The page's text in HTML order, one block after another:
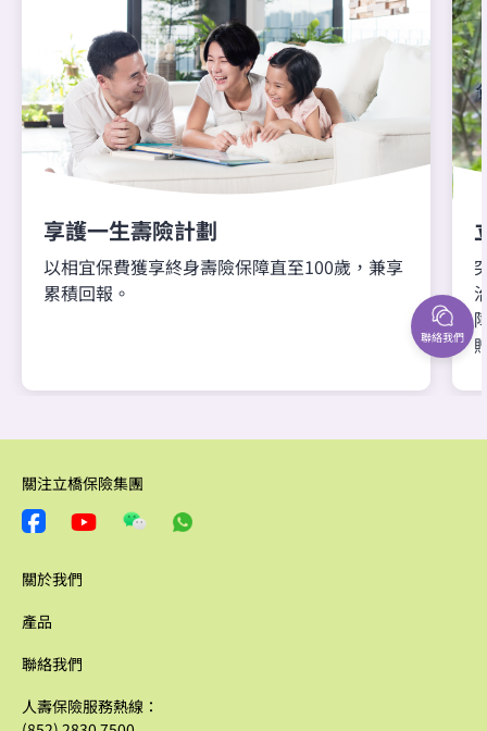
享護一生壽險計劃
以相宜保費獲享終身壽險保障直至100歲，兼享
累積回報。
關注立橋保險集團
關於我們
產品
聯絡我們
人壽保險服務熱線：
聯絡我們